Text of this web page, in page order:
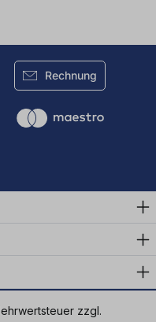
Rechnung
zzgl.